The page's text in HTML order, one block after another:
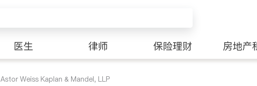
医生 律师 保险理财 房地产
Astor Weiss Kaplan & Mandel, LLP